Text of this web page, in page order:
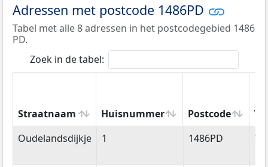
Adressen met postcode 1486PD
Tabel met alle 8 adressen in het postcodegebied 1486
PD.
Zoek in de tabel:
Straatnaam Huisnummer Postcode
Straatnaam
Huisnummer Postcode
Oudelandsdijkje 1 1486PD